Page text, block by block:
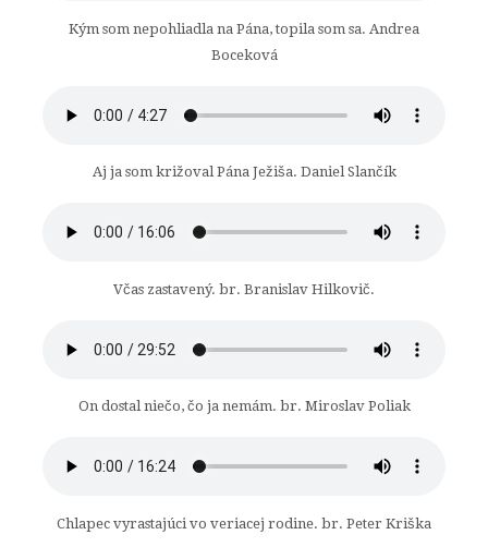
Kým som nepohliadla na Pána, topila som sa. Andrea
Boceková
Aj ja som križoval Pána Ježiša. Daniel Slančík
Včas zastavený. br. Branislav Hilkovič.
On dostal niečo, čo ja nemám. br. Miroslav Poliak
Chlapec vyrastajúci vo veriacej rodine. br. Peter Kriška